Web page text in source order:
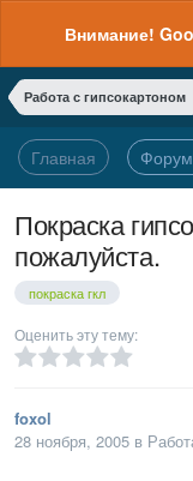
Внимание!
Работа с гипсокартоном
Главная
Покраска
пожалуйста.
покраска гкл
Оценить эту тему:
foxol
28 ноября, 2005 в